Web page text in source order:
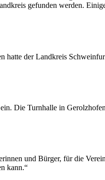
gefunden werden.
hatte der Landkreis
Die Turnhalle in
und Bürger, für die
kann.“